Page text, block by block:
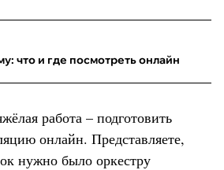
что и где посмотреть онлайн
работа – подготовить
онлайн. Представляете,
нужно было оркестру